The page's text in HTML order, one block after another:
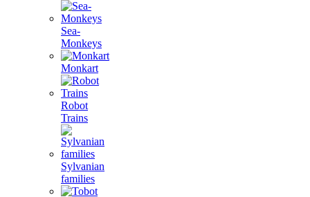
Sea-
Monkeys
Monkart
Robot
Trains
Sylvanian
families